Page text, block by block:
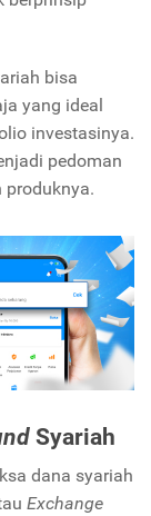
bisa
yang ideal
investasinya.
pedoman
produknya.
Syariah
dana syariah
Exchange